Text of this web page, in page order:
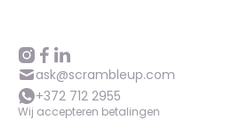
ask@scrambleup.com
+372 712 2955
Wij accepteren betalingen